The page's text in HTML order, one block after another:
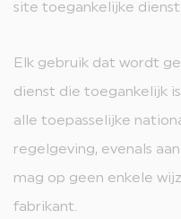
site toegankelijke
Elk gebruik dat wordt
dienst die toegankelijk
alle toepasselijke
regelgeving, evenals
mag op geen enkele
fabrikant.